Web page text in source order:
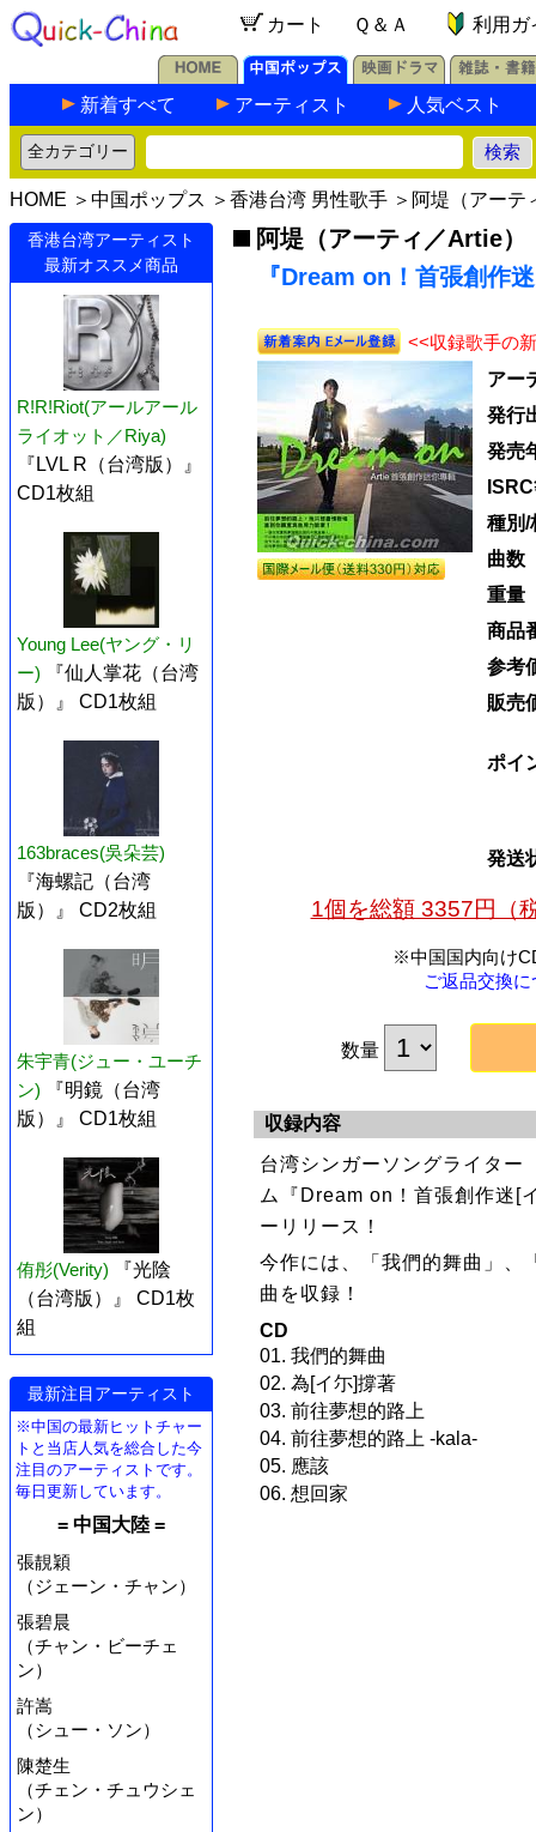
カート Ｑ＆Ａ 利用ガ
新着すべて アーティスト 人気ベスト
HOME ＞ 中国ポップス ＞ 香港台湾 男性歌手 ＞ 阿堤（アーテ
香港台湾アーティスト
最新オススメ商品
R!R!Riot(アールアール
ライオット／Riya)
『LVL R（台湾版）』
CD1枚組
Young Lee(ヤング・リ
ー)
『仙人掌花（台湾
版）』 CD1枚組
163braces(吳朵芸)
『海螺記（台湾
版）』 CD2枚組
朱宇青(ジュー・ユーチ
ン)
『明鏡（台湾
版）』 CD1枚組
侑彤(Verity)
『光陰
（台湾版）』 CD1枚
組
最新注目アーティスト
※中国の最新ヒットチャー
トと当店人気を総合した今
注目のアーティストです。
毎日更新しています。
= 中国大陸 =
張靚穎
（ジェーン・チャン）
張碧晨
（チャン・ビーチェ
ン）
許嵩
（シュー・ソン）
陳楚生
（チェン・チュウシェ
ン）
阿堤（アーティ／Artie）
『Dream on！首張創作
<<収録歌手の
アー
発行
発売
種別/
曲数
重量
商品
参考
販売
ポイ
発送
1個を総額 3357円（
※中国国内向け
ご返品交換
数量
収録内容
台湾シンガーソングライタ
ム『Dream on！首張創作迷[
ーリリース！
今作には、「我們的舞曲」、
曲を収録！
CD
01. 我們的舞曲
02. 為[イ尓]撐著
03. 前往夢想的路上
04. 前往夢想的路上 -kala-
05. 應該
06. 想回家